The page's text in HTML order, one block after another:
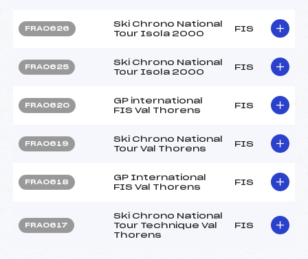
FRA0626
Ski Chrono National
Tour Isola 2000
FIS
FRA0625
Ski Chrono National
Tour Isola 2000
FIS
FRA0620
GP international
FIS Val Thorens
FIS
FRA0619
Ski Chrono National
Tour Val Thorens
FIS
FRA0618
GP International
FIS Val Thorens
FIS
FRA0617
Ski Chrono National
Tour Technique Val
Thorens
FIS